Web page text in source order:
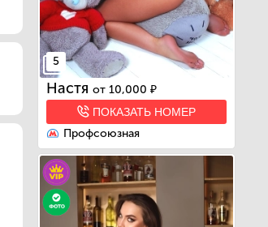
5
Настя от 10,000 ₽
ПОКАЗАТЬ НОМЕР
Профсоюзная